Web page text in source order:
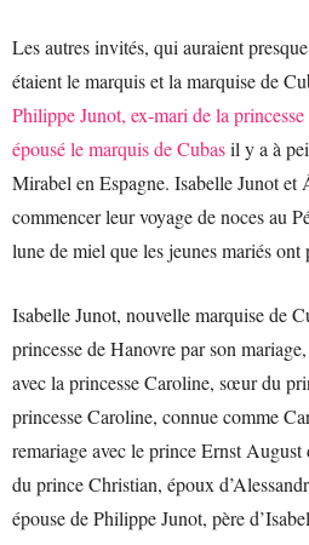
Les autres invités, qui auraient
étaient le marquis et la marquise de
Philippe Junot, ex-mari de la
épousé le marquis de Cubasil y a à
Mirabel en Espagne. Isabelle Junot
commencer leur voyage de noces au
lune de miel que les jeunes mariés ont
Isabelle Junot, nouvelle marquise de
princesse de Hanovre par son
avec la princesse Caroline, sœur du
princesse Caroline, connue comme
remariage avec le prince Ernst
du prince Christian, époux
épouse de Philippe Junot, père